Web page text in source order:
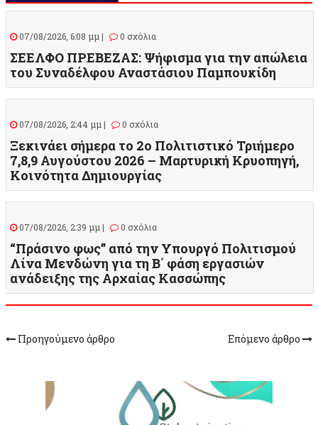
07/08/2026, 6:08 μμ | 0 σχόλια
ΣΕΕΛΦΟ ΠΡΕΒΕΖΑΣ: Ψήφισμα για την απώλεια
του Συναδέλφου Αναστάσιου Παμπουκίδη
07/08/2026, 2:44 μμ | 0 σχόλια
Ξεκινάει σήμερα το 2ο Πολιτιστικό Τριήμερο
7,8,9 Αυγούστου 2026 – Μαρτυρική Κρυοπηγή,
Κοινότητα Δημιουργίας
07/08/2026, 2:39 μμ | 0 σχόλια
“Πράσινο φως” από την Υπουργό Πολιτισμού
Λίνα Μενδώνη για τη Β΄ φάση εργασιών
ανάδειξης της Αρχαίας Κασσώπης
Προηγούμενο άρθρο Επόμενο άρθρο